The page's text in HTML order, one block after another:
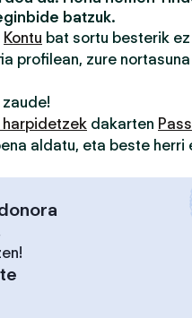
batzuk.
Kontu bat sortu besterik
profilean, zure
harpidetzek dakarten
aldatu, eta beste herri